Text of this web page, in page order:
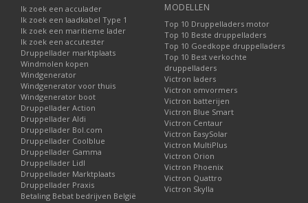
Ik zoek een acculader
Ik zoek een laadkabel Type 1
Ik zoek een maritieme lader
Ik zoek een accutester
Druppellader marktplaats
Windmolen kopen
Windgenerator
Windgenerator voor thuis
Windgenerator boot
Druppellader Action
Druppellader Aldi
Druppellader Bol.com
Druppellader Coolblue
Druppellader Gamma
Druppellader Lidl
Druppellader Marktplaats
Druppellader Praxis
Betaling Bebat bedrijven België
MODELLEN
Top 10 Druppelladers motor
Top 10 Beste druppelladers
Top 10 Goedkope druppelladers
Top 10 Best verkochte
druppelladers
Victron laders
Victron omvormers
Victron batterijen
Victron Blue Smart
Victron Centaur
Victron EasySolar
Victron MultiPlus
Victron Orion
Victron Phoenix
Victron Quattro
Victron Skylla